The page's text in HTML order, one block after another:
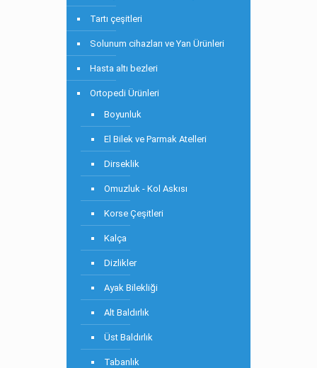
Tartı çeşitleri
Solunum cihazları ve Yan Ürünleri
Hasta altı bezleri
Ortopedi Ürünleri
Boyunluk
El Bilek ve Parmak Atelleri
Dirseklik
Omuzluk - Kol Askısı
Korse Çeşitleri
Kalça
Dizlikler
Ayak Bilekliği
Alt Baldırlık
Üst Baldırlık
Tabanlık